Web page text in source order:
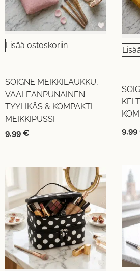
Lisää ostoskoriin
SOIGNE MEIKKILAUKKU,
VAALEANPUNAINEN –
TYYLIKÄS & KOMPAKTI
MEIKKIPUSSI
9,99 €
9,99